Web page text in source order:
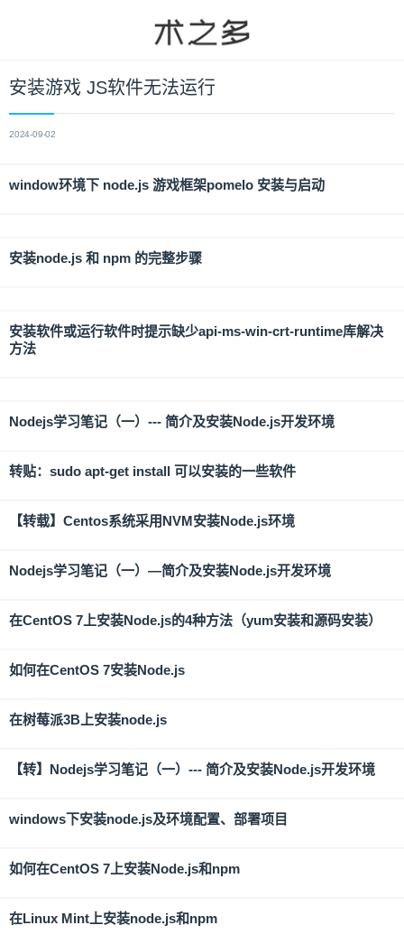
安装游戏 JS软件无法运行
2024-09-02
window环境下 node.js 游戏框架pomelo 安装与启动
安装node.js 和 npm 的完整步骤
安装软件或运行软件时提示缺少api-ms-win-crt-runtime库解决
方法
Nodejs学习笔记（一）--- 简介及安装Node.js开发环境
转贴：sudo apt-get install 可以安装的一些软件
【转载】Centos系统采用NVM安装Node.js环境
Nodejs学习笔记（一）—简介及安装Node.js开发环境
在CentOS 7上安装Node.js的4种方法（yum安装和源码安装）
如何在CentOS 7安装Node.js
在树莓派3B上安装node.js
【转】Nodejs学习笔记（一）--- 简介及安装Node.js开发环境
windows下安装node.js及环境配置、部署项目
如何在CentOS 7上安装Node.js和npm
在Linux Mint上安装node.js和npm